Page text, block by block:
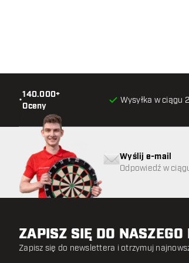
•
140.000+
Oceny
Wysyłka w ciągu
Wyślij e-mail
Odpowiedź w
ZAPISZ SIĘ DO
Zapisz się do newslettera i otrzymuj